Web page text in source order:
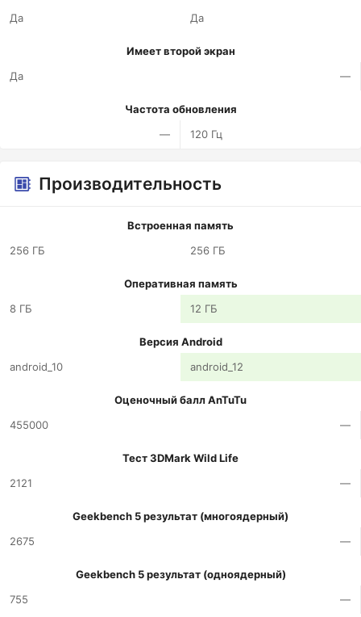
Да
Да
Имеет второй экран
Да
—
Частота обновления
—
120 Гц
Производительность
Встроенная память
256 ГБ
256 ГБ
Оперативная память
8 ГБ
12 ГБ
Версия Android
android_10
android_12
Оценочный балл AnTuTu
455000
—
Тест 3DMark Wild Life
2121
—
Geekbench 5 результат (многоядерный)
2675
—
Geekbench 5 результат (одноядерный)
755
—